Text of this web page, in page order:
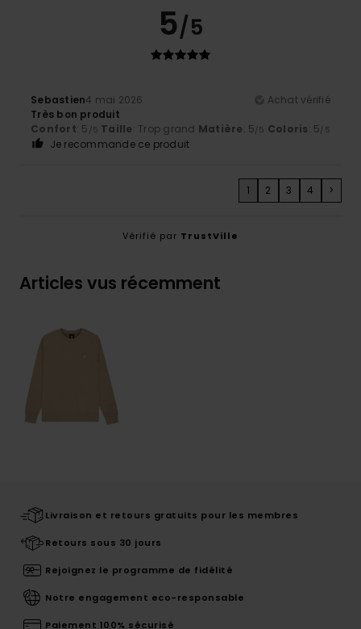
5/5
Sebastien4 mai 2026
Achat vérifié
Très bon produit
Confort: 5 /5 Taille: Trop grand Matière: 5 /5 Coloris: 5 /5
Je recommande ce produit
1 2 3 4 >
Vérifié par TrustVille
Articles vus récemment
Livraison et retours gratuits pour les membres
Retours sous 30 jours
Rejoignez le programme de fidélité
Notre engagement eco-responsable
Paiement 100% sécurisé